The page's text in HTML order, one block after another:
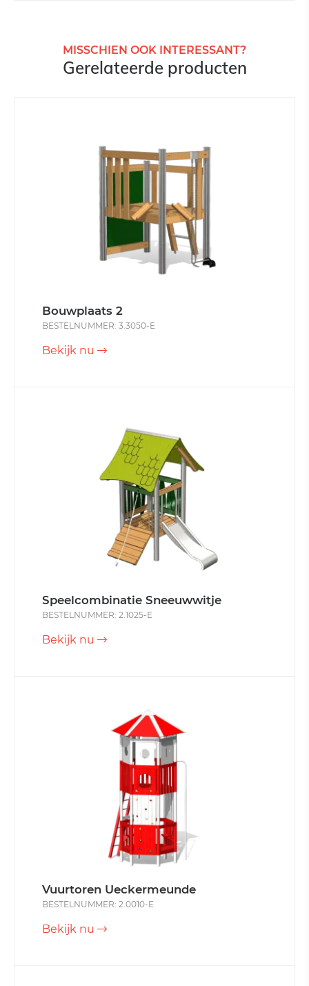
MISSCHIEN OOK INTERESSANT?
Gerelateerde producten
Bouwplaats 2
BESTELNUMMER: 3.3050-E
Bekijk nu
Speelcombinatie Sneeuwwitje
BESTELNUMMER: 2.1025-E
Bekijk nu
Vuurtoren Ueckermeunde
BESTELNUMMER: 2.0010-E
Bekijk nu